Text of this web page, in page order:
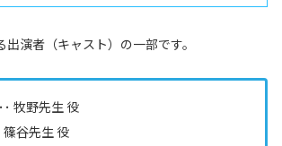
演者（キャスト）の一部です。
牧野先生 役
篠谷先生 役